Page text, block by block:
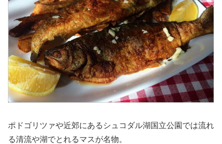
ポドゴリツァや近郊にあるシュコダル湖国立公園では流れ
る清流や湖でとれるマスが名物。